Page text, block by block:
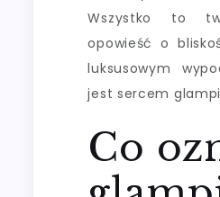
Wszystko to
opowieść o
luksusowym
jest sercem
Co